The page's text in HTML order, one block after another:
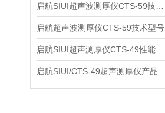
启航超声波测厚仪CTS-59技术型号